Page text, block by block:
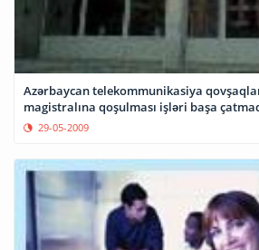
Azərbaycan telekommunikasiya
magistralına qoşulması işləri başa
29-05-2009